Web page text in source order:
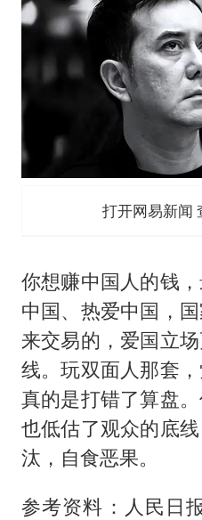
打开网易新闻
你想赚中国人的钱
中国、热爱中国，
来交易的，爱国立
线。玩双面人那套
真的是打错了算盘
也低估了观众的底
汰，自食恶果。
参考资料：人民日